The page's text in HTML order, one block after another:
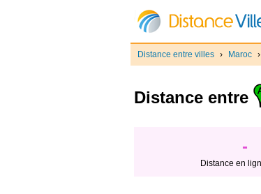
Distance entre villes › Maroc ›
Distance entre
-
Distance en